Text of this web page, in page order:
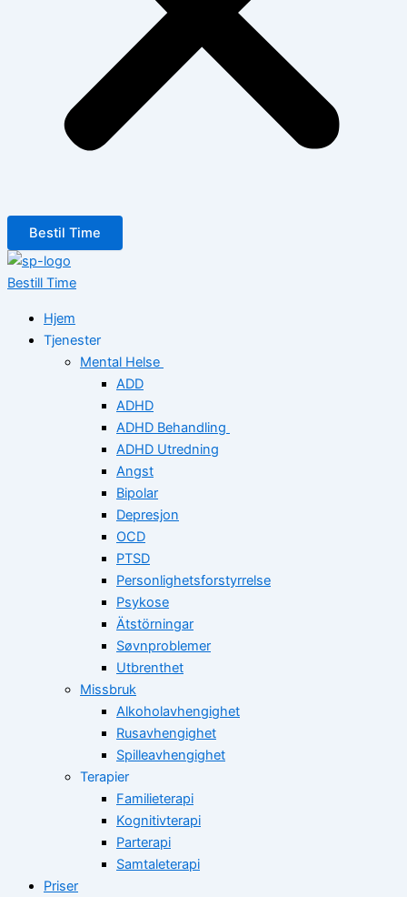
Bestil Time
Bestill Time
Hjem
Tjenester
Mental Helse
ADD
ADHD
ADHD Behandling
ADHD Utredning
Angst
Bipolar
Depresjon
OCD
PTSD
Personlighetsforstyrrelse
Psykose
Ätstörningar
Søvnproblemer
Utbrenthet
Missbruk
Alkoholavhengighet
Rusavhengighet
Spilleavhengighet
Terapier
Familieterapi
Kognitivterapi
Parterapi
Samtaleterapi
Priser